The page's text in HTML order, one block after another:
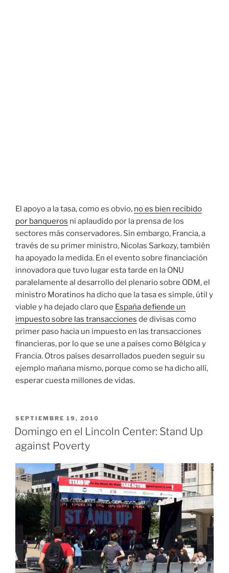
El apoyo a la tasa, como es obvio, no es bien recibido
por banqueros ni aplaudido por la prensa de los
sectores más conservadores. Sin embargo, Francia, a
través de su primer ministro, Nicolas Sarkozy, también
ha apoyado la medida. En el evento sobre financiación
innovadora que tuvo lugar esta tarde en la ONU
paralelamente al desarrollo del plenario sobre ODM, el
ministro Moratinos ha dicho que la tasa es simple, útil y
viable y ha dejado claro que España defiende un
impuesto sobre las transacciones de divisas como
primer paso hacia un impuesto en las transacciones
financieras, por lo que se une a países como Bélgica y
Francia. Otros países desarrollados pueden seguir su
ejemplo mañana mismo, porque como se ha dicho allí,
esperar cuesta millones de vidas.
PUBLICADO
EL
SEPTIEMBRE 19, 2010
Domingo en el Lincoln Center: Stand Up
against Poverty